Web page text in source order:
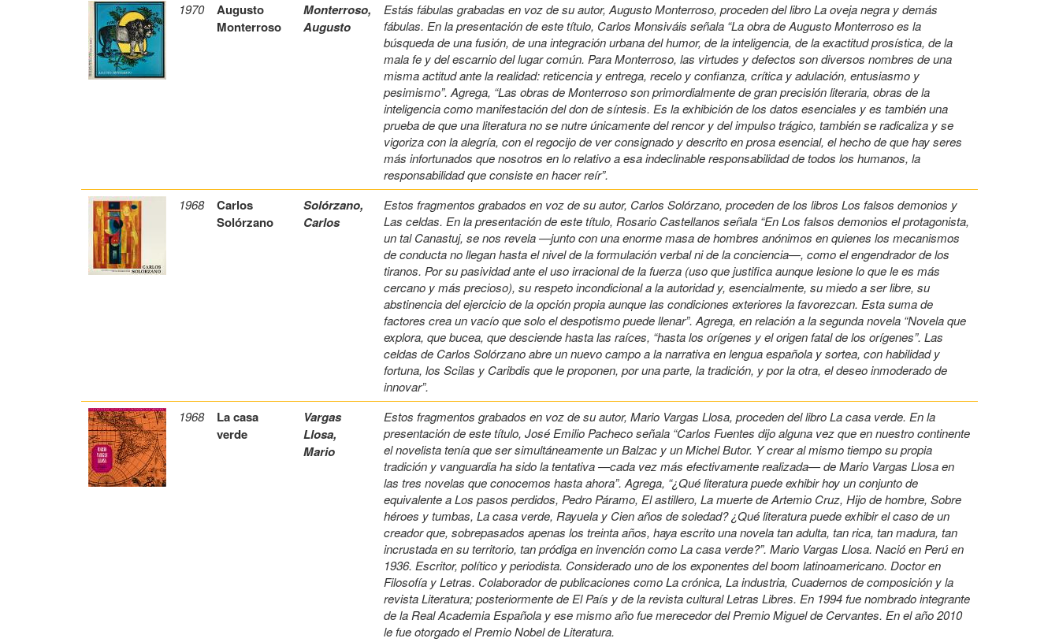
1970
Augusto
Monterroso
Monterroso,
Augusto
Estás fábulas grabadas en voz de su autor, Augusto Monterroso, proceden del libro La oveja negra y demás
fábulas. En la presentación de este título, Carlos Monsiváis señala “La obra de Augusto Monterroso es la
búsqueda de una fusión, de una integración urbana del humor, de la inteligencia, de la exactitud prosística, de la
mala fe y del escarnio del lugar común. Para Monterroso, las virtudes y defectos son diversos nombres de una
misma actitud ante la realidad: reticencia y entrega, recelo y confianza, crítica y adulación, entusiasmo y
pesimismo”. Agrega, “Las obras de Monterroso son primordialmente de gran precisión literaria, obras de la
inteligencia como manifestación del don de síntesis. Es la exhibición de los datos esenciales y es también una
prueba de que una literatura no se nutre únicamente del rencor y del impulso trágico, también se radicaliza y se
vigoriza con la alegría, con el regocijo de ver consignado y descrito en prosa esencial, el hecho de que hay seres
más infortunados que nosotros en lo relativo a esa indeclinable responsabilidad de todos los humanos, la
responsabilidad que consiste en hacer reír”.
1968
Carlos
Solórzano
Solórzano,
Carlos
Estos fragmentos grabados en voz de su autor, Carlos Solórzano, proceden de los libros Los falsos demonios y
Las celdas. En la presentación de este título, Rosario Castellanos señala “En Los falsos demonios el protagonista,
un tal Canastuj, se nos revela —junto con una enorme masa de hombres anónimos en quienes los mecanismos
de conducta no llegan hasta el nivel de la formulación verbal ni de la conciencia—, como el engendrador de los
tiranos. Por su pasividad ante el uso irracional de la fuerza (uso que justifica aunque lesione lo que le es más
cercano y más precioso), su respeto incondicional a la autoridad y, esencialmente, su miedo a ser libre, su
abstinencia del ejercicio de la opción propia aunque las condiciones exteriores la favorezcan. Esta suma de
factores crea un vacío que solo el despotismo puede llenar”. Agrega, en relación a la segunda novela “Novela que
explora, que bucea, que desciende hasta las raíces, “hasta los orígenes y el origen fatal de los orígenes”. Las
celdas de Carlos Solórzano abre un nuevo campo a la narrativa en lengua española y sortea, con habilidad y
fortuna, los Scilas y Caribdis que le proponen, por una parte, la tradición, y por la otra, el deseo inmoderado de
innovar”.
1968
La casa
verde
Vargas
Llosa,
Mario
Estos fragmentos grabados en voz de su autor, Mario Vargas Llosa, proceden del libro La casa verde. En la
presentación de este título, José Emilio Pacheco señala “Carlos Fuentes dijo alguna vez que en nuestro continente
el novelista tenía que ser simultáneamente un Balzac y un Michel Butor. Y crear al mismo tiempo su propia
tradición y vanguardia ha sido la tentativa —cada vez más efectivamente realizada— de Mario Vargas Llosa en
las tres novelas que conocemos hasta ahora”. Agrega, “¿Qué literatura puede exhibir hoy un conjunto de
equivalente a Los pasos perdidos, Pedro Páramo, El astillero, La muerte de Artemio Cruz, Hijo de hombre, Sobre
héroes y tumbas, La casa verde, Rayuela y Cien años de soledad? ¿Qué literatura puede exhibir el caso de un
creador que, sobrepasados apenas los treinta años, haya escrito una novela tan adulta, tan rica, tan madura, tan
incrustada en su territorio, tan pródiga en invención como La casa verde?”. Mario Vargas Llosa. Nació en Perú en
1936. Escritor, político y periodista. Considerado uno de los exponentes del boom latinoamericano. Doctor en
Filosofía y Letras. Colaborador de publicaciones como La crónica, La industria, Cuadernos de composición y la
revista Literatura; posteriormente de El País y de la revista cultural Letras Libres. En 1994 fue nombrado integrante
de la Real Academia Española y ese mismo año fue merecedor del Premio Miguel de Cervantes. En el año 2010
le fue otorgado el Premio Nobel de Literatura.